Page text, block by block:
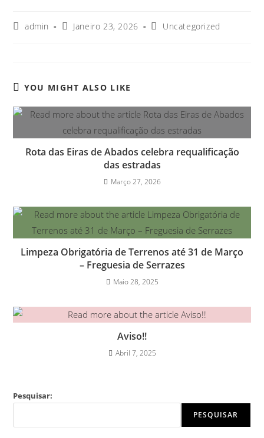
admin Janeiro 23, 2026 Uncategorized
YOU MIGHT ALSO LIKE
Rota das Eiras de Abados celebra requalificação
das estradas
Março 27, 2026
Limpeza Obrigatória de Terrenos até 31 de Março
– Freguesia de Serrazes
Maio 28, 2025
Aviso!!
Abril 7, 2025
Pesquisar:
PESQUISAR